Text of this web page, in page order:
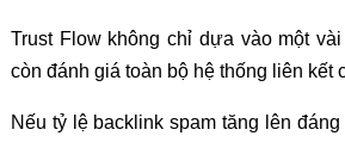
Trust Flow không chỉ dựa vào một
còn đánh giá toàn bộ hệ thống liên kết
Nếu tỷ lệ backlink spam tăng lên